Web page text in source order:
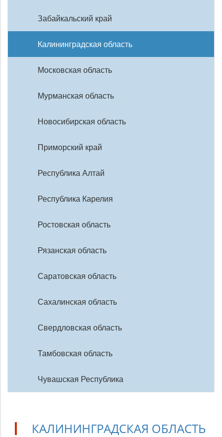
Забайкальский край
Калининградская область
Московская область
Мурманская область
Новосибирская область
Приморский край
Республика Алтай
Республика Карелия
Ростовская область
Рязанская область
Саратовская область
Сахалинская область
Свердловская область
Тамбовская область
Чувашская Республика
КАЛИНИНГРАДСКАЯ ОБЛАСТЬ